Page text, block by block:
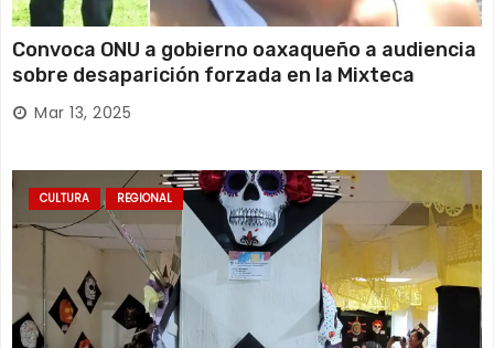
Convoca ONU a gobierno oaxaqueño a audiencia
sobre desaparición forzada en la Mixteca
Mar 13, 2025
CULTURA REGIONAL